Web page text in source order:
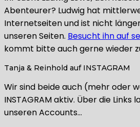
Abenteurer? Ludwig hat
Internetseiten und ist nicht
unseren Seiten. Besucht ihn auf
kommt bitte auch gerne wieder
Tanja & Reinhold auf INSTAGRAM
Wir sind beide auch (mehr oder
INSTAGRAM aktiv. Über die
unseren Accounts…